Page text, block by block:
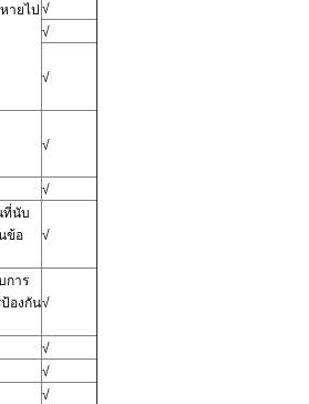
ายไป √
√
√
√
√
ที่นับ
ข้อ
√
การ
องกัน√
√
√
√